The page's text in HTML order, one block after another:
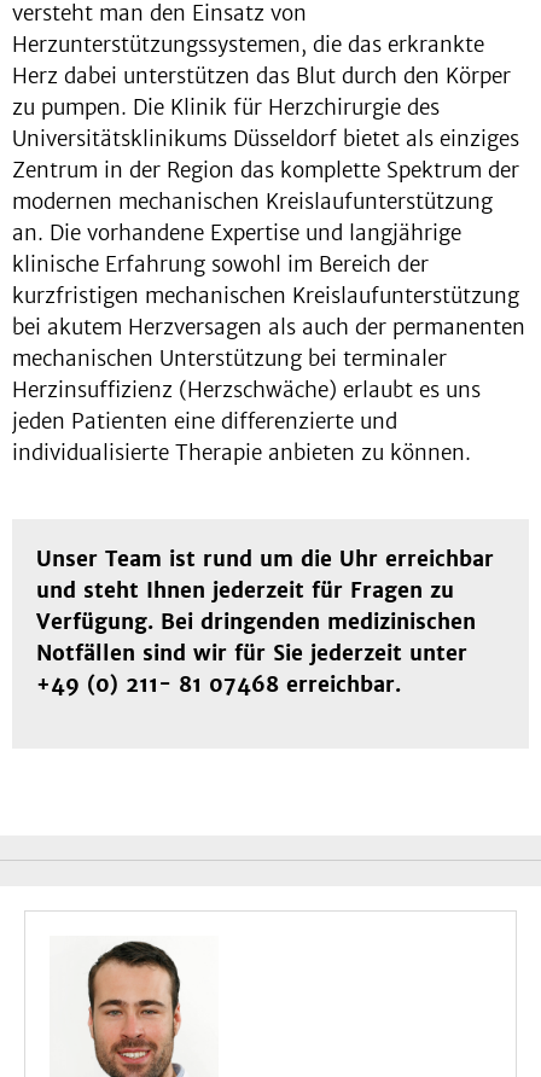
versteht man den Einsatz von
Herzunterstützungssystemen, die das erkrankte
Herz dabei unterstützen das Blut durch den Körper
zu pumpen. Die Klinik für Herzchirurgie des
Universitätsklinikums Düsseldorf bietet als einziges
Zentrum in der Region das komplette Spektrum der
modernen mechanischen Kreislaufunterstützung
an. Die vorhandene Expertise und langjährige
klinische Erfahrung sowohl im Bereich der
kurzfristigen mechanischen Kreislaufunterstützung
bei akutem Herzversagen als auch der permanenten
mechanischen Unterstützung bei terminaler
Herzinsuffizienz (Herzschwäche) ­­­erlaubt es uns
jeden Patienten eine differenzierte und
individualisierte Therapie anbieten zu können.
Unser Team ist rund um die Uhr erreichbar
und steht Ihnen jederzeit für Fragen zu
Verfügung. Bei dringenden medizinischen
Notfällen sind wir für Sie jederzeit unter
+49 (0) 211- 81 07468 erreichbar.